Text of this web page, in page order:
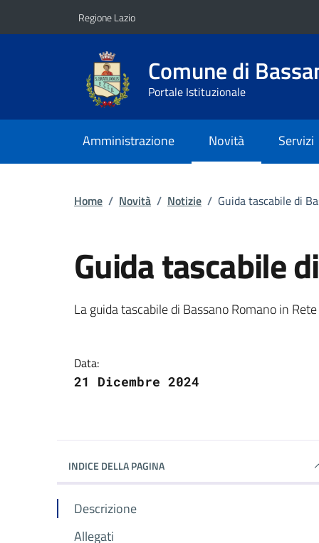
Regione Lazio
Comune di
Portale Istituzionale
Amministrazione Novità Servizi
Home / Novità / Notizie / Guida tascabile di
Guida tascabile
Dettagli della notizia
La guida tascabile di Bassano Romano in Rete
Data:
21 Dicembre 2024
INDICE DELLA PAGINA
Descrizione
Allegati